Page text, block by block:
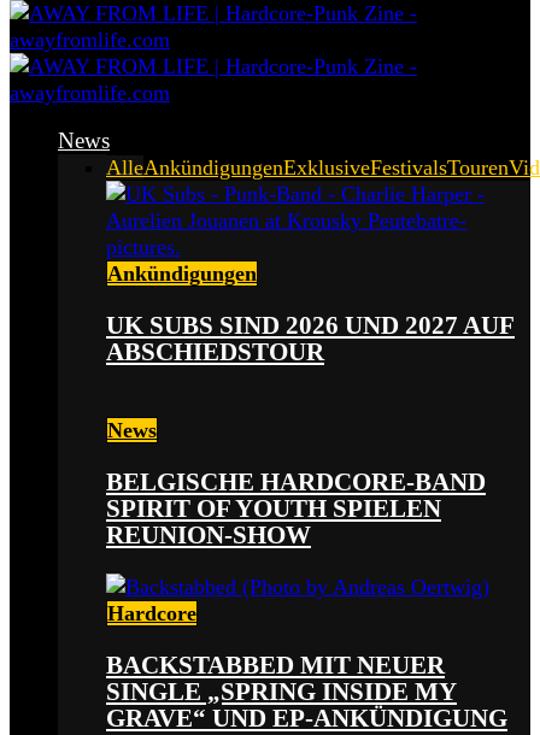
News
AlleAnkündigungenExklusiveFestivalsTouren
Ankündigungen
UK SUBS SIND 2026 UND 2027 AUF
ABSCHIEDSTOUR
News
BELGISCHE HARDCORE-BAND
SPIRIT OF YOUTH SPIELEN
REUNION-SHOW
Hardcore
BACKSTABBED MIT NEUER
SINGLE „SPRING INSIDE MY
GRAVE“ UND EP-ANKÜNDIGUNG